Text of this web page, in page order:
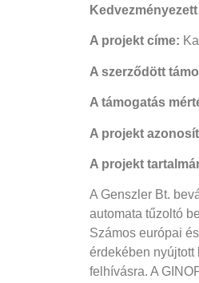
A projekt címe:
A szerződött
A támogatás
A projekt
A projekt
A Genszler Bt.
automata tűzoltó
Számos európai
érdekében nyújtott
felhívásra. A